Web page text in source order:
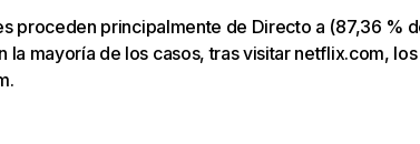
proceden principalmente de Directo a (87,36 %
la mayoría de los casos, tras visitar netflix.com,